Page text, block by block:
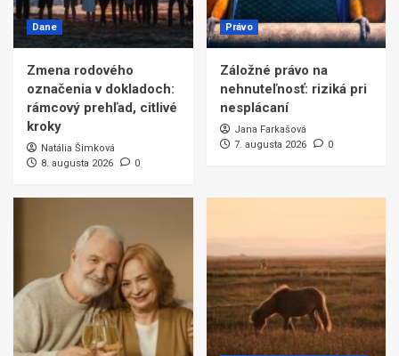
Dane
Zmena rodového
označenia v dokladoch:
rámcový prehľad, citlivé
kroky
Natália Šimková
8. augusta 2026
0
Právo
Záložné právo na
nehnuteľnosť: riziká pri
nesplácaní
Jana Farkašová
7. augusta 2026
0